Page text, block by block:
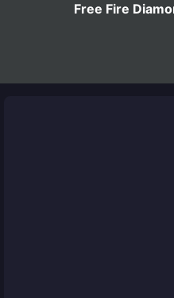
Free Fire